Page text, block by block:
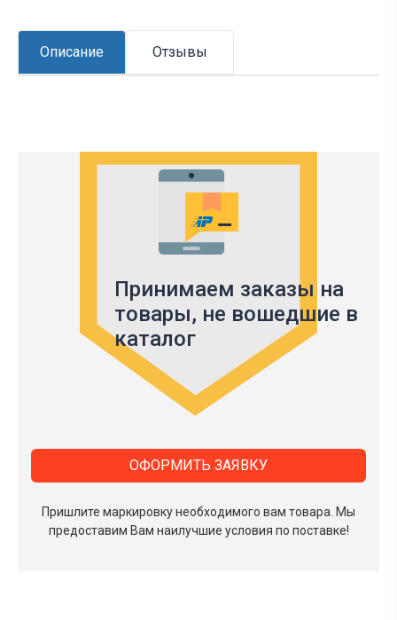
Описание Отзывы
Принимаем заказы на
товары, не вошедшие в
каталог
Пришлите маркировку необходимого вам товара. Мы
предоставим Вам наилучшие условия по поставке!
ОФОРМИТЬ ЗАЯВКУ